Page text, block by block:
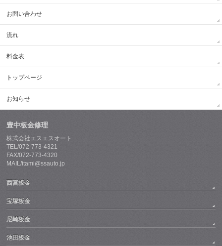
お問い合わせ
流れ
料金表
トップページ
お知らせ
豊中板金修理
株式会社エスエスオート
TEL/072-773-4321
FAX/072-773-4320
MAIL/itami@ssauto.jp
西宮板金
宝塚板金
尼崎板金
池田板金